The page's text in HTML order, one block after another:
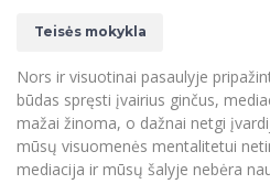
Estetinis ugdymas
Pramoginių
Dokumentai
Tarptautiniai
Studentams
Erasmus+
Darbuotojams
Skaitmeniniai
Karjeros centras
Mokslininkų
Mokslinės
Tarptautinių
Atitikties
Rektorės žodis
Struktūra
Reitingai
Universiteto
Teisės mokykla
Viešojo
Žmogaus ir
Viešojo valdymo
Pranešimai
Ekspertų sąrašas
Teisės mokykla
Nors ir visuotinai pasaulyje
būdas spręsti įvairius ginčus,
mažai žinoma, o dažnai netgi
mūsų visuomenės mentalitetui
mediacija ir mūsų šalyje nebėra